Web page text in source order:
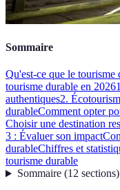
Sommaire
Qu'est-ce que le tourisme
tourisme durable en 2026
authentiques2.
durableComment opter
Choisir une destination
3 : Évaluer son impact
durableChiffres et
tourisme durable
Sommaire(12 sections)